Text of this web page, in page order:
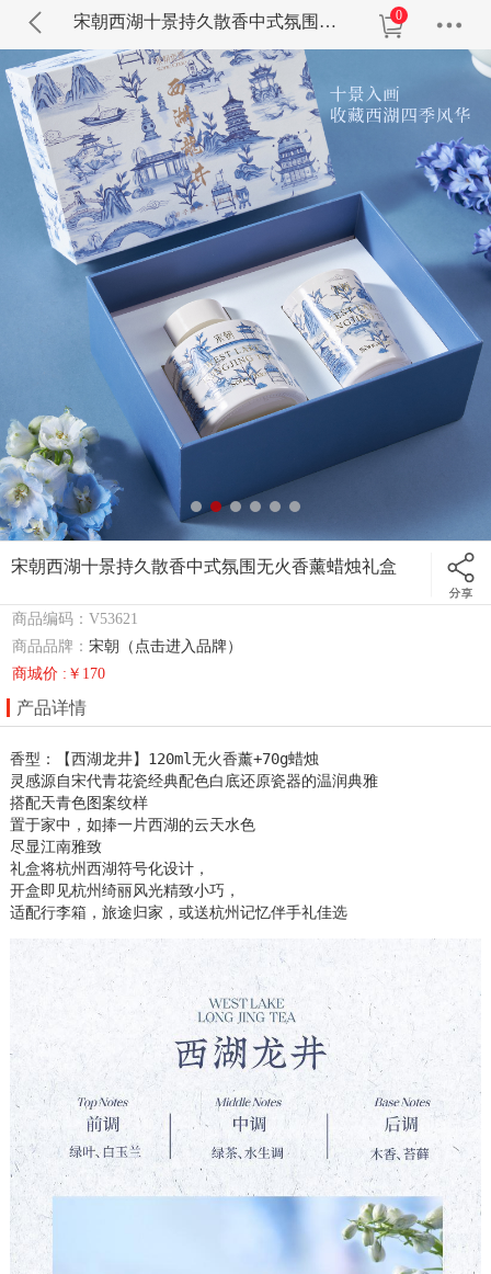
宋朝西湖十景持久散香中式氛围无火香薰蜡烛礼盒 0
宋朝西湖十景持久散香中式氛围无火香薰蜡烛礼盒
商品编码：V53621
商品品牌：宋朝（点击进入品牌）
商城价 :￥170
产品详情
香型：【西湖龙井】120ml无火香薰+70g蜡烛
灵感源自宋代青花瓷经典配色白底还原瓷器的温润典雅
搭配天青色图案纹样
置于家中，如捧一片西湖的云天水色
尽显江南雅致
礼盒将杭州西湖符号化设计，
开盒即见杭州绮丽风光精致小巧，
适配行李箱，旅途归家，或送杭州记忆伴手礼佳选